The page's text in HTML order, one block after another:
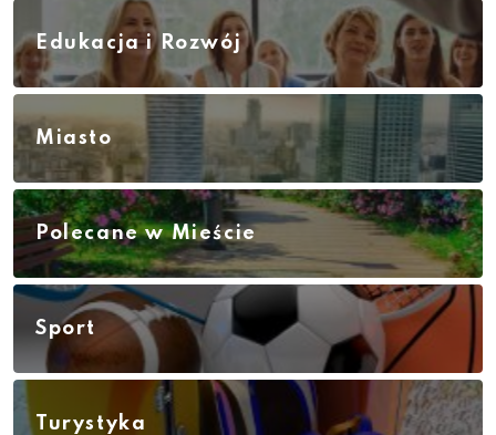
Edukacja i Rozwój
Miasto
Polecane w Mieście
Sport
Turystyka